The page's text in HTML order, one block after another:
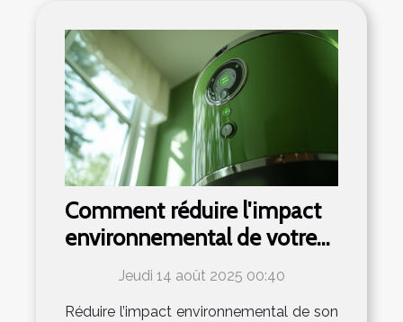
Comment réduire l'impact
environnemental de votre
chauffe-eau ?
Jeudi 14 août 2025 00:40
Réduire l’impact environnemental de son